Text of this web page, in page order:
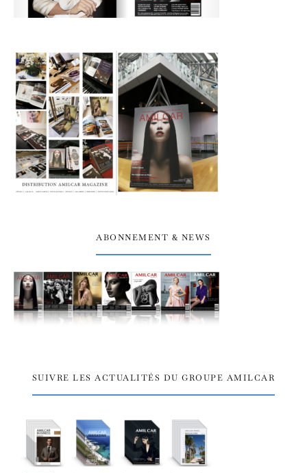
ABONNEMENT & NEWS
SUIVRE LES ACTUALITÉS DU GROUPE AMILCAR